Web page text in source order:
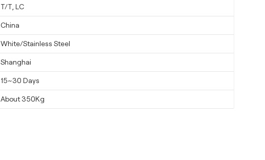
T/T, LC
China
White/Stainless Steel
Shanghai
15~30 Days
About 350Kg